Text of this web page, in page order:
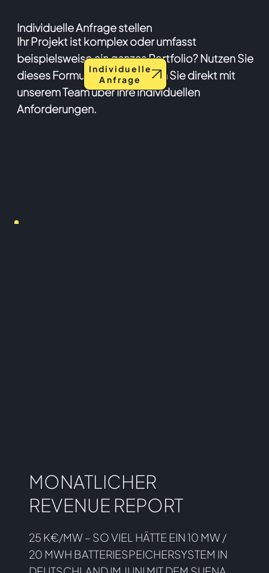
Individuelle Anfrage stellen
Ihr Projekt ist komplex oder umfasst
beispielsweise ein ganzes Portfolio? Nutzen Sie
dieses Formular und sprechen Sie direkt mit
unserem Team über Ihre individuellen
Anforderungen.
Individuelle
Anfrage
MONATLICHER
REVENUE REPORT
25 K€/MW – SO VIEL HÄTTE EIN 10 MW /
20 MWH BATTERIESPEICHERSYSTEM IN